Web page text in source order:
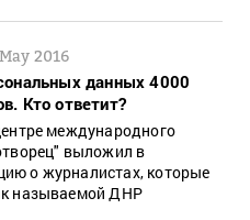
2016
данных 4000
Кто ответит?
международного
выложил в
о журналистах, которые
называемой ДНР